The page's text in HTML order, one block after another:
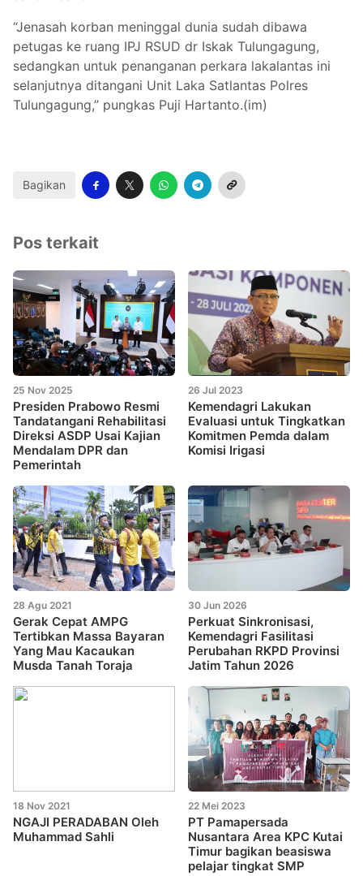
“Jenasah korban meninggal dunia sudah dibawa
petugas ke ruang IPJ RSUD dr Iskak Tulungagung,
sedangkan untuk penanganan perkara lakalantas ini
selanjutnya ditangani Unit Laka Satlantas Polres
Tulungagung,” pungkas Puji Hartanto.(im)
Bagikan
Pos terkait
25 Nov 2025
Presiden Prabowo Resmi
Tandatangani Rehabilitasi
Direksi ASDP Usai Kajian
Mendalam DPR dan
Pemerintah
26 Jul 2023
Kemendagri Lakukan
Evaluasi untuk Tingkatkan
Komitmen Pemda dalam
Komisi Irigasi
28 Agu 2021
Gerak Cepat AMPG
Tertibkan Massa Bayaran
Yang Mau Kacaukan
Musda Tanah Toraja
30 Jun 2026
Perkuat Sinkronisasi,
Kemendagri Fasilitasi
Perubahan RKPD Provinsi
Jatim Tahun 2026
18 Nov 2021
NGAJI PERADABAN Oleh
Muhammad Sahli
22 Mei 2023
PT Pamapersada
Nusantara Area KPC Kutai
Timur bagikan beasiswa
pelajar tingkat SMP